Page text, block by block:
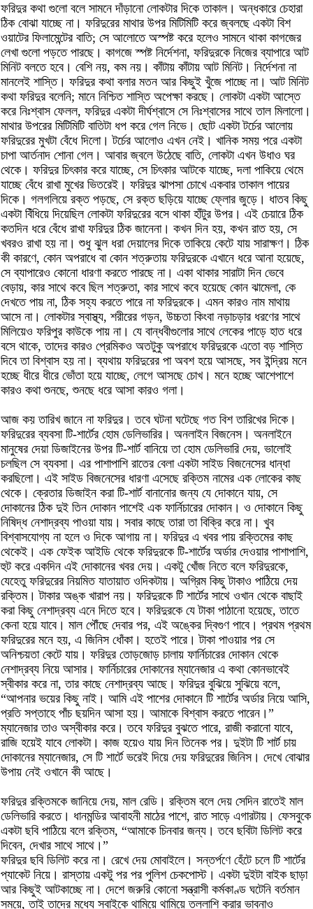
ফরিদুর কথা গুলো বলে সামনে দাঁড়ানো লোকটার দিকে তাকাল। অন্ধকারে চেহারা
ঠিক বোঝা যাচ্ছে না। ফরিদুরের মাথার উপর মিটিমিটি করে জ্বলছে একটা বিশ
ওয়াটের ফিলামেন্টের বাতি; সে আলোতে অস্পষ্ট করে হলেও সামনে থাকা কাগজের
লেখা গুলো পড়তে পারছে। কাগজে স্পষ্ট নির্দেশনা, ফরিদুরকে নিজের ব্যাপারে আট
মিনিট বলতে হবে। বেশি নয়, কম নয়। কাঁটায় কাঁটায় আট মিনিট। নির্দেশনা না
মানলেই শাস্তি। ফরিদুর কথা বলার মতন আর কিছুই খুঁজে পাচ্ছে না। আট মিনিট
কথা ফরিদুর বলেনি; মানে নিশ্চিত শাস্তি অপেক্ষা করছে। লোকটা একটা আস্তে
করে নিঃশ্বাস ফেলল, ফরিদুর একটা দীর্ঘশ্বাসে সে নিঃশ্বাসের সাথে তাল মিলালো।
মাথার উপরের মিটিমিটি বাতিটা ধপ করে গেল নিভে। ছোট একটা টর্চের আলোয়
ফরিদুরের মুখটা বেঁধে দিলো। টর্চের আলোও এখন নেই। খানিক সময় পরে একটা
চাপা আর্তনাদ শোনা গেল। আবার জ্বলে উঠেছে বাতি, লোকটা এখন উধাও ঘর
থেকে। ফরিদুর চিৎকার করে যাচ্ছে, সে চিৎকার আটকে যাচ্ছে, দলা পাকিয়ে থেমে
যাচ্ছে বেঁধে রাখা মুখের ভিতরেই। ফরিদুর ঝাপসা চোখে একবার তাকাল পায়ের
দিকে। গলগলিয়ে রক্ত পড়ছে, সে রক্ত ছড়িয়ে যাচ্ছে ফ্লোর জুড়ে। ধাতব কিছু
একটা বিঁধিয়ে দিয়েছিল লোকটা ফরিদুরের বসে থাকা হাঁটুর উপর। এই চেয়ারে ঠিক
কতদিন ধরে বেঁধে রাখা ফরিদুর ঠিক জানেনা। কখন দিন হয়, কখন রাত হয়, সে
খবরও রাখা হয় না। শুধু ঝুল ধরা দেয়ালের দিকে তাকিয়ে কেটে যায় সারাক্ষণ। ঠিক
কী কারণে, কোন অপরাধে বা কোন শত্রুতায় ফরিদুরকে এখানে ধরে আনা হয়েছে,
সে ব্যাপারেও কোনো ধারণা করতে পারছে না। একা থাকার সারাটা দিন ভেবে
বেড়ায়, কার সাথে কবে ছিল শত্রুতা, কার সাথে কবে হয়েছে কোন ঝামেলা, কে
দেখতে পায় না, ঠিক সহ্য করতে পারে না ফরিদুরকে। এমন কারও নাম মাথায়
আসে না। লোকটার স্বাস্থ্য, শরীরের গড়ন, উচ্চতা কিংবা নড়াচড়ার ধরণের সাথে
মিলিয়েও ফরিপুর কাউকে পায় না। যে বান্ধবীগুলোর সাথে লেকের পাড়ে হাত ধরে
বসে থাকে, তাদের কারও প্রেমিকও অতটুকু অপরাধে ফরিদুরকে এতো বড় শাস্তি
দিবে তা বিশ্বাস হয় না। ব্যথায় ফরিদুরের পা অবশ হয়ে আসছে, সব ইন্দ্রিয় মনে
হচ্ছে ধীরে ধীরে ভোঁতা হয়ে যাচ্ছে, লেগে আসছে চোখ। মনে হচ্ছে আশেপাশে
কারও কথা শুনছে, শুনছে ধরে আসা কারও গলা।
আজ কয় তারিখ জানে না ফরিদুর। তবে ঘটনা ঘটেছে গত বিশ তারিখের দিকে।
ফরিদুরের ব্যবসা টি-শার্টের হোম ডেলিভারির। অনলাইন বিজনেস। অনলাইনে
মানুষের দেয়া ডিজাইনের উপর টি-শার্ট বানিয়ে তা হোম ডেলিভারি দেয়, ভালোই
চলছিল সে ব্যবসা। এর পাশাপাশি রাতের বেলা একটা সাইড বিজনেসের ধান্ধা
করছিলো। এই সাইড বিজনেসের ধারণা এসেছে রক্তিম নামের এক লোকের কাছ
থেকে। ক্রেতার ডিজাইন করা টি-শার্ট বানানোর জন্য যে দোকানে যায়, সে
দোকানের ঠিক দুই তিন দোকান পাশেই এক ফার্নিচারের দোকান। ও দোকানে কিছু
নিষিদ্ধ নেশাদ্রব্য পাওয়া যায়। সবার কাছে তারা তা বিক্রি করে না। খুব
বিশ্বাসযোগ্য না হলে ও দিকে আগায় না। ফরিদুর এ খবর পায় রক্তিমের কাছ
থেকেই। এক ফেইক আইডি থেকে ফরিদুরকে টি-শার্টের অর্ডার দেওয়ার পাশাপাশি,
হুট করে একদিন এই দোকানের খবর দেয়। একটু খোঁজ নিতে বলে ফরিদুরকে,
যেহেতু ফরিদুরের নিয়মিত যাতায়াত ওদিকটায়। অগ্রিম কিছু টাকাও পাঠিয়ে দেয়
রক্তিম। টাকার অঙ্ক খারাপ নয়। ফরিদুরকে টি শার্টের সাথে ওখান থেকে বাছাই
করা কিছু নেশাদ্রব্য এনে দিতে হবে। ফরিদুরকে যে টাকা পাঠানো হয়েছে, তাতে
কেনা হয়ে যাবে। মাল পৌঁছে দেবার পর, এই অঙ্কের দ্বিগুণ পাবে। প্রথম প্রথম
ফরিদুরের মনে হয়, এ জিনিস ধোঁকা। হতেই পারে। টাকা পাওয়ার পর সে
অনিশ্চয়তা কেটে যায়। ফরিদুর তোড়জোড় চালায় ফার্নিচারের দোকান থেকে
নেশাদ্রব্য নিয়ে আসার। ফার্নিচারের দোকানের ম্যানেজার এ কথা কোনভাবেই
স্বীকার করে না, তার কাছে নেশাদ্রব্য আছে। ফরিদুর বুঝিয়ে সুঝিয়ে বলে,
“আপনার ভয়ের কিছু নাই। আমি এই পাশের দোকানে টি শার্টের অর্ডার নিয়ে আসি,
প্রতি সপ্তাহে পাঁচ ছয়দিন আসা হয়। আমাকে বিশ্বাস করতে পারেন।”
ম্যানেজার তাও অস্বীকার করে। তবে ফরিদুর বুঝতে পারে, রাজী করানো যাবে,
রাজি হয়েই যাবে লোকটা। কাজ হয়েও যায় দিন তিনেক পর। দুইটা টি শার্ট চায়
দোকানের ম্যানেজার, সে টি শার্টে ভরেই দিয়ে দেয় ফরিদুরের জিনিস। দেখে বোঝার
উপায় নেই ওখানে কী আছে।
ফরিদুর রক্তিমকে জানিয়ে দেয়, মাল রেডি। রক্তিম বলে দেয় সেদিন রাতেই মাল
ডেলিভারি করতে। ধানমন্ডির আবাহনী মাঠের পাশে, রাত সাড়ে এগারটায়। ফেসবুকে
একটা ছবি পাঠিয়ে বলে রক্তিম, “আমাকে চিনবার জন্য। তবে ছবিটা ডিলিট করে
দিবেন, দেখার সাথে সাথে।”
ফরিদুর ছবি ডিলিট করে না। রেখে দেয় মোবাইলে। সন্তর্পণে হেঁটে চলে টি শার্টের
প্যাকেট নিয়ে। রাস্তায় একটু পর পর পুলিশ চেকপোস্ট। একটা দুইটা বাইক ছাড়া
আর কিছুই আটকাচ্ছে না। দেশে জরুরি কোনো সন্ত্রাসী কর্মকাণ্ড ঘটেনি বর্তমান
সময়ে, তাই তাদের মধ্যে সবাইকে থামিয়ে থামিয়ে তল্লাশি করার ভাবনাও